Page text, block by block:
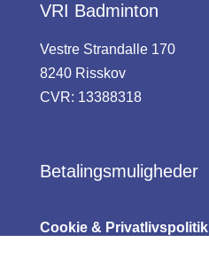
VRI Badminton
Vestre Strandalle 170
8240 Risskov
CVR: 13388318
Betalingsmuligheder
Cookie & Privatlivspolitik